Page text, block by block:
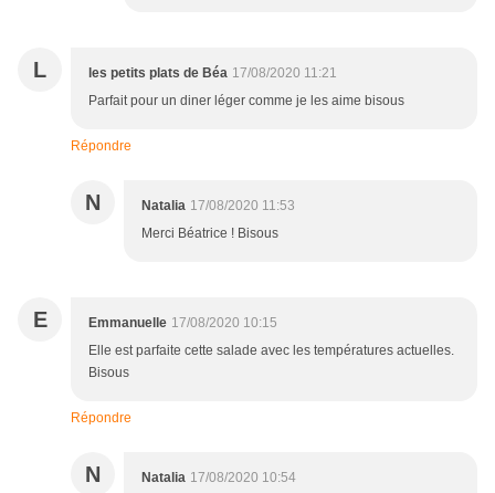
L les petits plats de Béa 17/08/2020 11:21
Parfait pour un diner léger comme je les aime bisous
Répondre
N Natalia 17/08/2020 11:53
Merci Béatrice ! Bisous
E Emmanuelle 17/08/2020 10:15
Elle est parfaite cette salade avec les températures actuelles.
Bisous
Répondre
N Natalia 17/08/2020 10:54